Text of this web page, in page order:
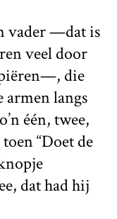
vader —dat is
veel door
die
armen langs
één, twee,
“Doet de
dat had hij